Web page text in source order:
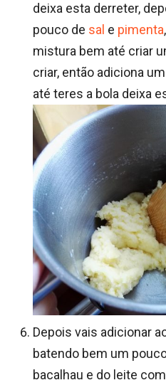
deixa esta derreter,
pouco de sal e pimenta
mistura bem até criar
criar, então adiciona
até teres a bola deixa
Depois vais adicionar
batendo bem um
bacalhau e do leite